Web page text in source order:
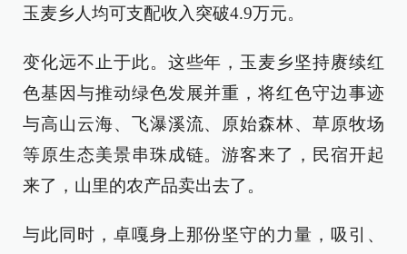
玉麦乡人均可支配收入突破4.9万元。
变化远不止于此。这些年，玉麦乡坚持赓续红
色基因与推动绿色发展并重，将红色守边事迹
与高山云海、飞瀑溪流、原始森林、草原牧场
等原生态美景串珠成链。游客来了，民宿开起
来了，山里的农产品卖出去了。
与此同时，卓嘎身上那份坚守的力量，吸引、